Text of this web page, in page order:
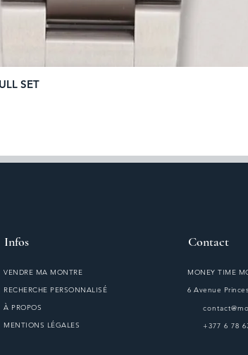
SET
Infos
VENDRE MA MONTRE
RECHERCHE PERSONNALISÉ
À PROPOS
MENTIONS LÉGALES
Contact
MONEY TIME
6 Avenue
+377 6 78